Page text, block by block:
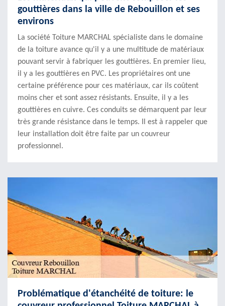
gouttières dans la ville de Rebouillon et ses
environs
La société Toiture MARCHAL spécialiste dans le domaine
de la toiture avance qu'il y a une multitude de matériaux
pouvant servir à fabriquer les gouttières. En premier lieu,
il y a les gouttières en PVC. Les propriétaires ont une
certaine préférence pour ces matériaux, car ils coûtent
moins cher et sont assez résistants. Ensuite, il y a les
gouttières en cuivre. Ces conduits se démarquent par leur
très grande résistance dans le temps. Il est à rappeler que
leur installation doit être faite par un couvreur
professionnel.
Problématique d'étanchéité de toiture: le